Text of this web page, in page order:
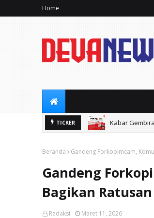
Home
TICKER Kabar
Beranda Gandeng Forkopimcam,
Gandeng
Bagikan
Redaksi Maret 11, 2026